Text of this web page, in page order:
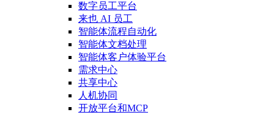
数字员工平台
来也 AI 员工
智能体流程自动化
智能体文档处理
智能体客户体验平台
需求中心
共享中心
人机协同
开放平台和MCP